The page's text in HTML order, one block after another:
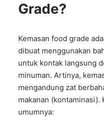
Grade?
Kemasan food grade
dibuat menggunakan
untuk kontak langsung
minuman. Artinya,
mengandung zat
makanan (kontaminasi).
umumnya: